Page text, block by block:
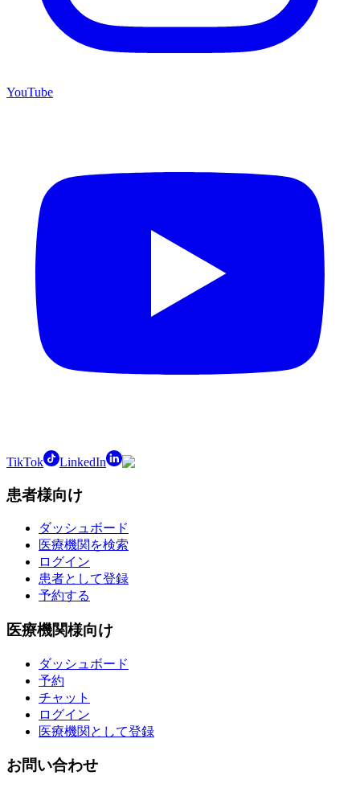
YouTube
TikTok LinkedIn
患者様向け
ダッシュボード
医療機関を検索
ログイン
患者として登録
予約する
医療機関様向け
ダッシュボード
予約
チャット
ログイン
医療機関として登録
お問い合わせ